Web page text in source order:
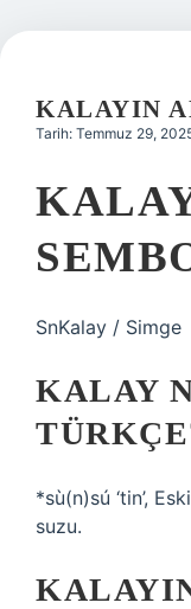
Yasal Uyarı
KALAYIN
Tarih: Temmuz 29,
SnKalay / Simge
KALAY
*sù(n)sú ‘tin’,
suzu.